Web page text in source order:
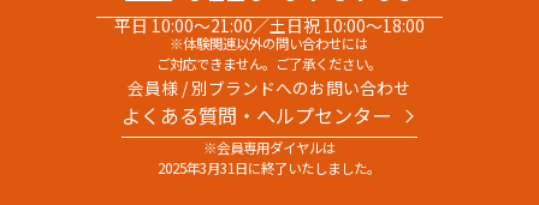
平日 10:00～21:00／土日祝 10:00～18:00
※体験関連以外の問い合わせには
ご対応できません。ご了承ください。
会員様 / 別ブランドへのお問い合わせ
よくある質問・へルプセンター
※会員専用ダイヤルは
2025年3月31日に終了いたしました。